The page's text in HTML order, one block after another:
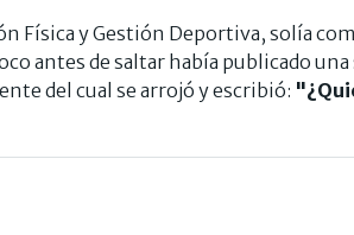
Física y Gestión Deportiva, solía
antes de saltar había publicado
del cual se arrojó y escribió: